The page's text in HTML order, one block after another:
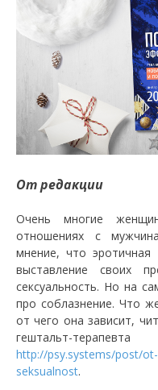
От редакции
Очень многие
отношениях с
мнение, что
выставление своих
сексуальность. Но на
про соблазнение. Что
от чего она зависит,
гештальт-
http://psy.systems/post/
seksualnost.